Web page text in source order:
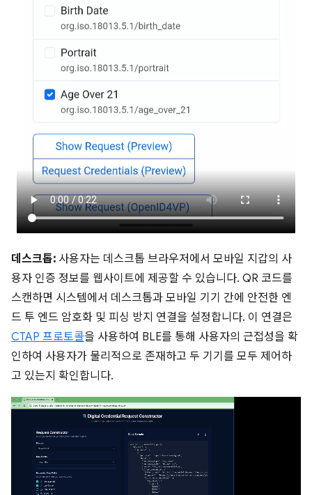
데스크톱: 사용자는 데스크톱 브라우저에서 모바일 지갑의 사
용자 인증 정보를 웹사이트에 제공할 수 있습니다. QR 코드를
스캔하면 시스템에서 데스크톱과 모바일 기기 간에 안전한 엔
드 투 엔드 암호화 및 피싱 방지 연결을 설정합니다. 이 연결은
CTAP 프로토콜을 사용하여 BLE를 통해 사용자의 근접성을 확
인하여 사용자가 물리적으로 존재하고 두 기기를 모두 제어하
고 있는지 확인합니다.